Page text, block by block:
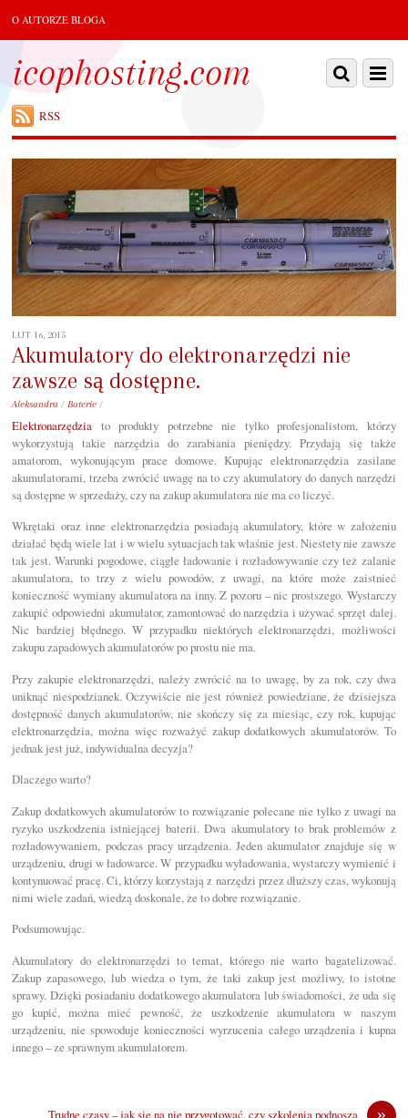
O AUTORZE BLOGA
icophosting.com
RSS
LUT 16, 2015
Akumulatory do elektronarzędzi nie
zawsze są dostępne.
Aleksandra / Baterie /
Elektronarzędzia to produkty potrzebne nie tylko profesjonalistom, którzy
wykorzystują takie narzędzia do zarabiania pieniędzy. Przydają się także
amatorom, wykonującym prace domowe. Kupując elektronarzędzia zasilane
akumulatorami, trzeba zwrócić uwagę na to czy akumulatory do danych narzędzi
są dostępne w sprzedaży, czy na zakup akumulatora nie ma co liczyć.
Wkrętaki oraz inne elektronarzędzia posiadają akumulatory, które w założeniu
działać będą wiele lat i w wielu sytuacjach tak właśnie jest. Niestety nie zawsze
tak jest. Warunki pogodowe, ciągłe ładowanie i rozładowywanie czy też zalanie
akumulatora, to trzy z wielu powodów, z uwagi, na które może zaistnieć
konieczność wymiany akumulatora na inny. Z pozoru – nic prostszego. Wystarczy
zakupić odpowiedni akumulator, zamontować do narzędzia i używać sprzęt dalej.
Nic bardziej błędnego. W przypadku niektórych elektronarzędzi, możliwości
zakupu zapadowych akumulatorów po prostu nie ma.
Przy zakupie elektronarzędzi, należy zwrócić na to uwagę, by za rok, czy dwa
uniknąć niespodzianek. Oczywiście nie jest również powiedziane, że dzisiejsza
dostępność danych akumulatorów, nie skończy się za miesiąc, czy rok, kupując
elektronarzędzia, można więc rozważyć zakup dodatkowych akumulatorów. To
jednak jest już, indywidualna decyzja?
Dlaczego warto?
Zakup dodatkowych akumulatorów to rozwiązanie polecane nie tylko z uwagi na
ryzyko uszkodzenia istniejącej baterii. Dwa akumulatory to brak problemów z
rozładowywaniem, podczas pracy urządzenia. Jeden akumulator znajduje się w
urządzeniu, drugi w ładowarce. W przypadku wyładowania, wystarczy wymienić i
kontynuować pracę. Ci, którzy korzystają z narzędzi przez dłuższy czas, wykonują
nimi wiele zadań, wiedzą doskonale, że to dobre rozwiązanie.
Podsumowując.
Akumulatory do elektronarzędzi to temat, którego nie warto bagatelizować.
Zakup zapasowego, lub wiedza o tym, że taki zakup jest możliwy, to istotne
sprawy. Dzięki posiadaniu dodatkowego akumulatora lub świadomości, że uda się
go kupić, można mieć pewność, że uszkodzenie akumulatora w naszym
urządzeniu, nie spowoduje konieczności wyrzucenia całego urządzenia i kupna
innego – ze sprawnym akumulatorem.
»
Trudne czasy – jak się na nie przygotować, czy szkolenia podnoszą